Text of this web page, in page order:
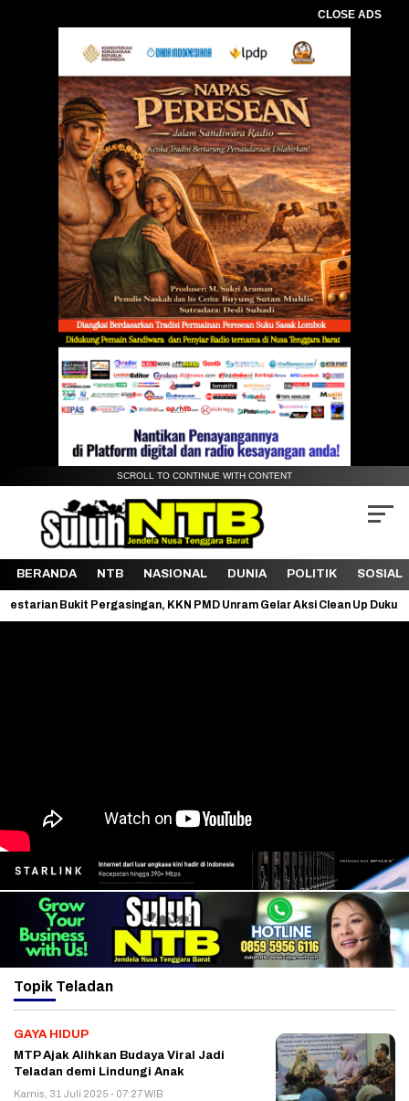
CLOSE ADS
SCROLL TO CONTINUE WITH CONTENT
BERANDA NTB NASIONAL DUNIA POLITIK SOSIAL
Pergasingan, KKN PMD Unram Gelar Aksi Clean Up Dukung SDG 11
Topik Teladan
GAYA HIDUP
MTP Ajak Alihkan Budaya Viral Jadi
Teladan demi Lindungi Anak
Kamis, 31 Juli 2025 - 07:27 WIB